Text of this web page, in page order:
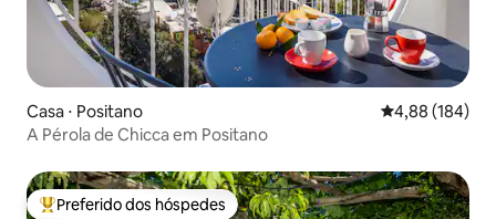
Casa ⋅ Positano 4,88 de uma
4,88 (184)
A Pérola de Chicca em Positano
Entre os melhores preferidos dos hóspedes
Preferido dos hóspedes